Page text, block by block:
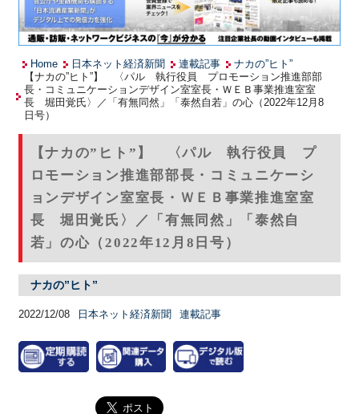
Home 日本ネット経済新聞 連載記事
ナカの”ヒト”
【ナカの”ヒト”】 〈パル 執行役員 プロモーション推進部部
長・コミュニケーションデザイン室室長・ＷＥＢ事業推進室室
長 堀田覚氏〉／「有無同然」「泰然自若」の心（2022年12月8
日号）
【ナカの”ヒト”】 〈パル 執行役員 プ
ロモーション推進部部長・コミュニケーシ
ョンデザイン室室長・ＷＥＢ事業推進室室
長 堀田覚氏〉／「有無同然」「泰然自
若」の心（2022年12月8日号）
ナカの”ヒト”
2022/12/08 日本ネット経済新聞 連載記事